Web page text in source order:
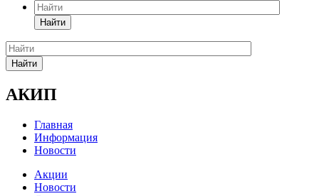
Найти
Найти
АКИП
Главная
Информация
Новости
Акции
Новости